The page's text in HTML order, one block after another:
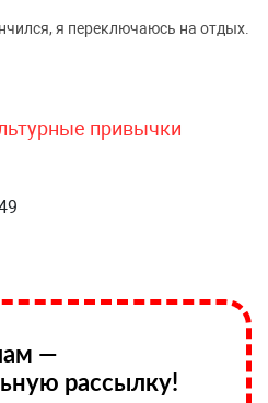
я переключаюсь на отдых.
привычки
—
рассылку!